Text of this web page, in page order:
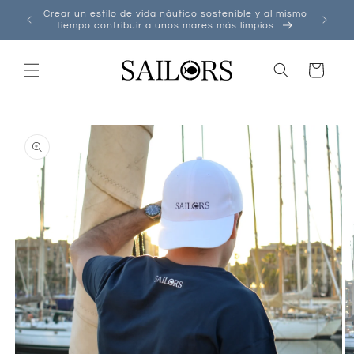
directamente
al contenido
Crear un estilo de vida náutico sostenible y al mismo
tiempo contribuir a unos mares más limpios.
Carrito
información
del producto